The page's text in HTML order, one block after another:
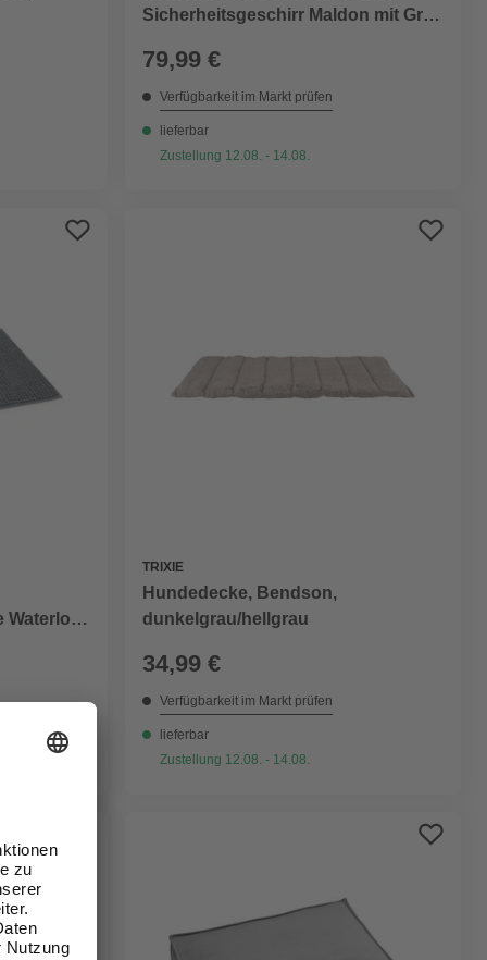
Sicherheitsgeschirr Maldon mit Griff
79,99 €
Verfügbarkeit im Markt prüfen
lieferbar
Zustellung 12.08. - 14.08.
Waterloo
TRIXIE
Hundedecke, Bendson,
dunkelgrau/hellgrau
34,99 €
Verfügbarkeit im Markt prüfen
lieferbar
Zustellung 12.08. - 14.08.